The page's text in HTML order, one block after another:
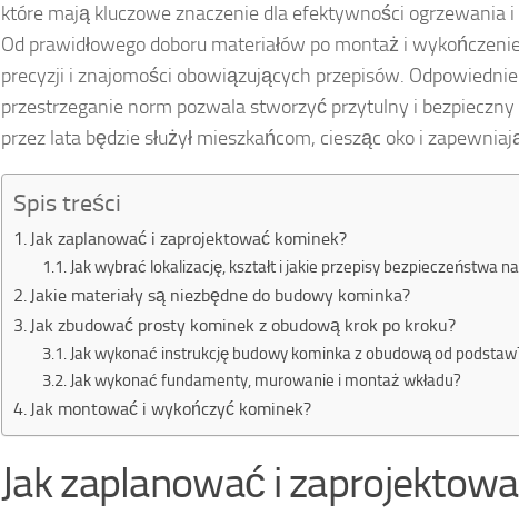
które mają kluczowe znaczenie dla efektywności ogrzewania
Od prawidłowego doboru materiałów po montaż i
precyzji i znajomości obowiązujących przepisów.
przestrzeganie norm pozwala stworzyć przytulny i
przez lata będzie służył mieszkańcom, ciesząc oko i
Spis treści
Jak zaplanować i zaprojektować kominek?
Jak wybrać lokalizację, kształt i jakie przepisy bezpieczeństwa
Jakie materiały są niezbędne do budowy kominka?
Jak zbudować prosty kominek z obudową krok po kroku?
Jak wykonać instrukcję budowy kominka z obudową od
Jak wykonać fundamenty, murowanie i montaż wkładu?
Jak montować i wykończyć kominek?
Jak zaplanować i